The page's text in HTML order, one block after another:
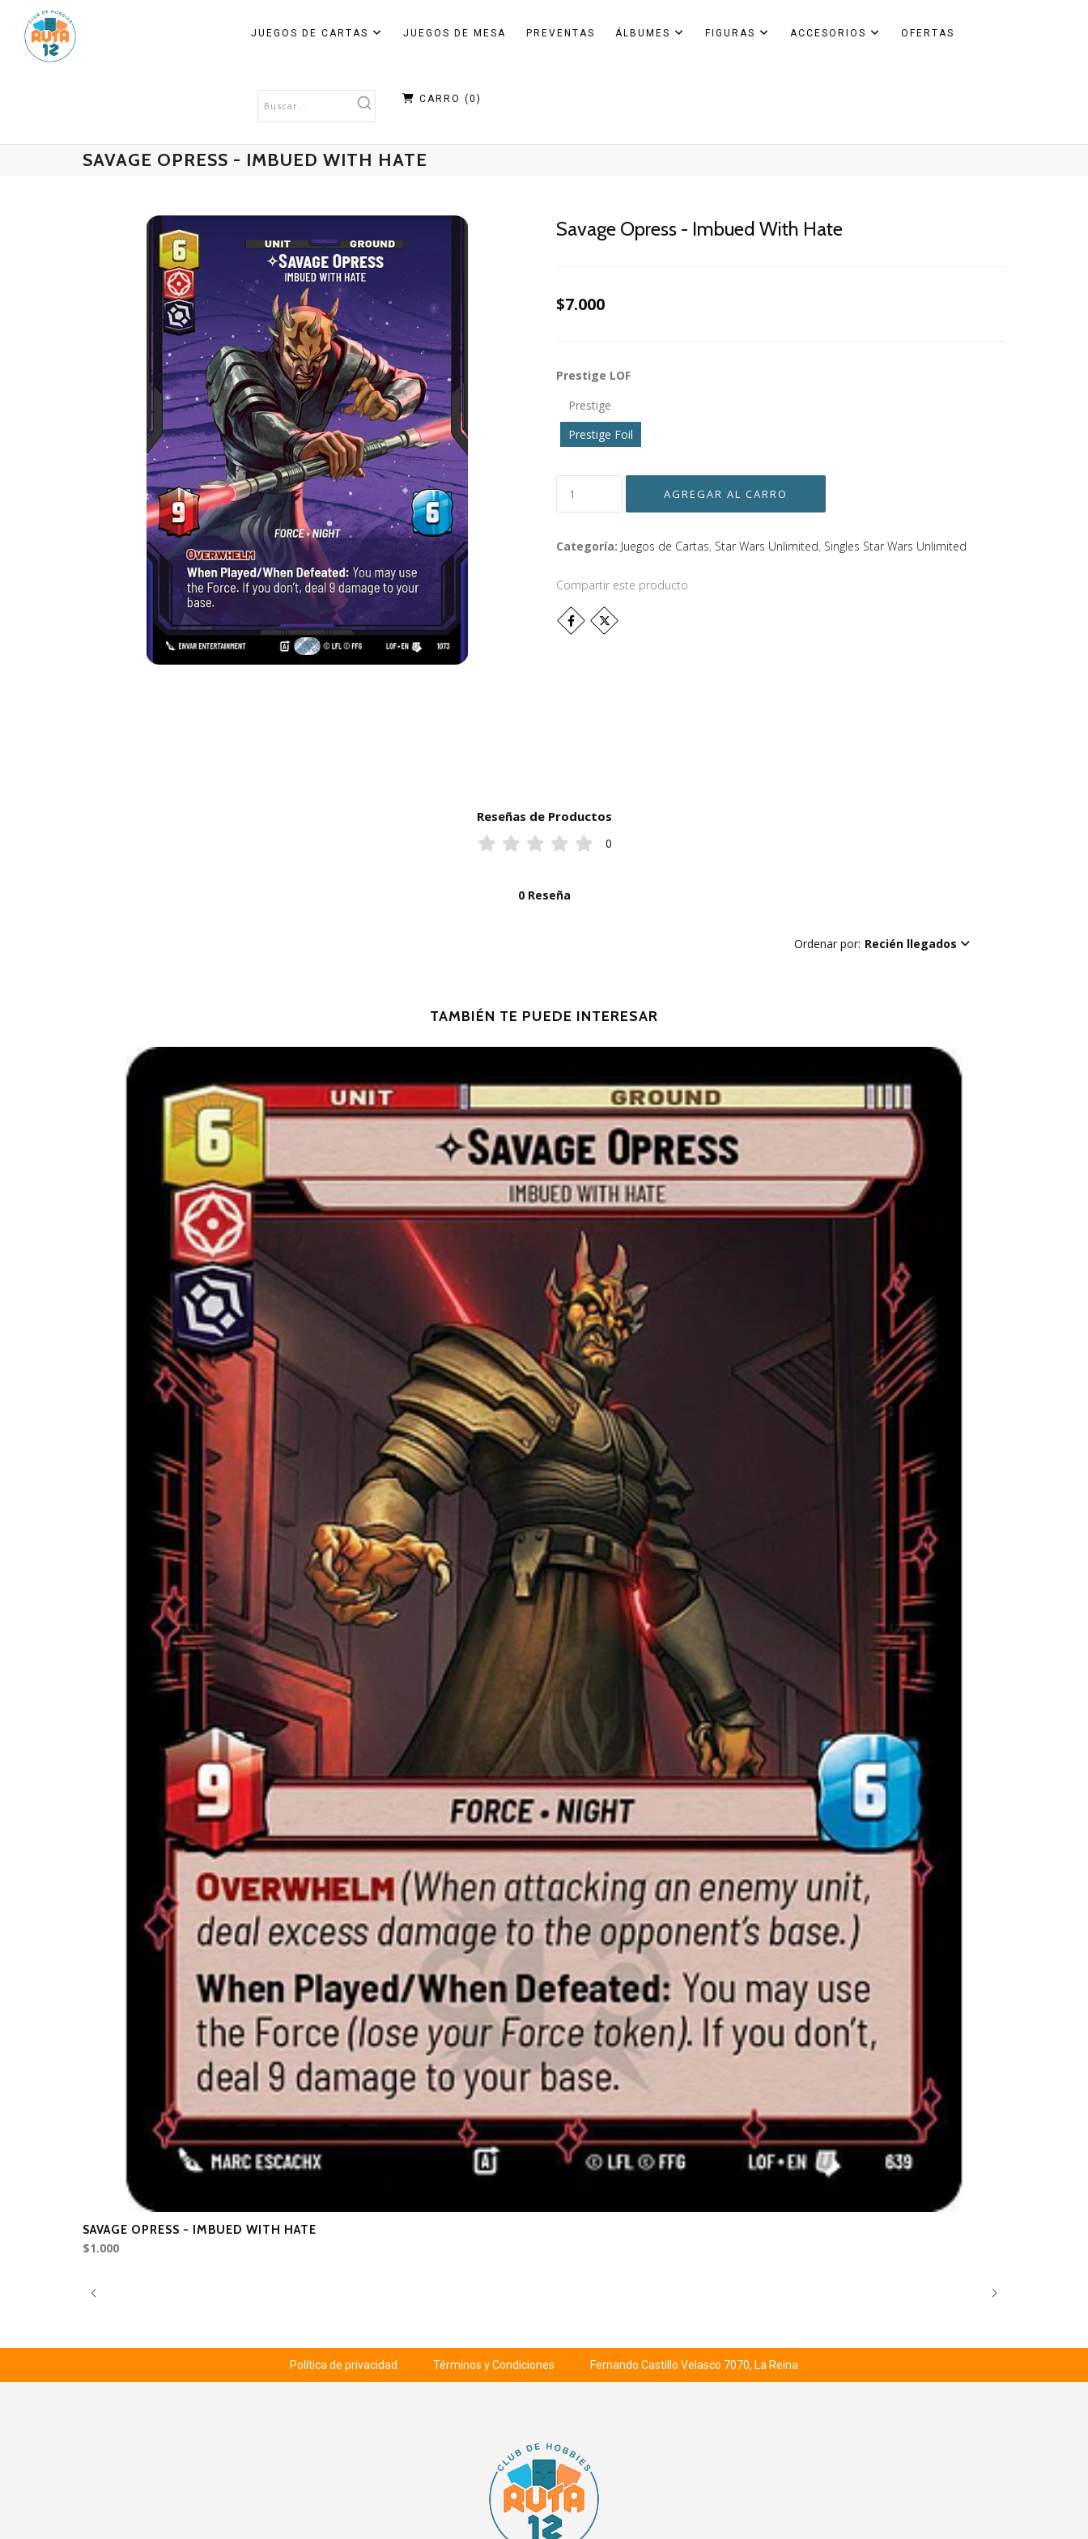
JUEGOS DE CARTAS JUEGOS DE MESA PREVENTAS ÁLBUMES FIGURAS ACCESORIOS OFERTAS
CARRO (0 )
SAVAGE OPRESS - IMBUED WITH HATE
Savage Opress - Imbued With Hate
$7.000
Prestige LOF
Prestige
Prestige Foil
Categoría: Juegos de Cartas, Star Wars Unlimited, Singles Star Wars Unlimited
Compartir este producto
Reseñas de Productos
0
0 Reseña
Ordenar por: Recién llegados
TAMBIÉN TE PUEDE INTERESAR
SAVAGE OPRESS - IMBUED WITH HATE
$1.000
Política de privacidad Términos y Condiciones Fernando Castillo Velasco 7070, La Reina